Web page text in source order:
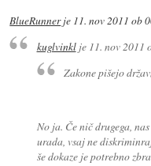
BlueRunnerje 11. nov 2011 ob
kuglvinklje 11. nov 2011
Zakone pišejo
No ja. Če nič drugega,
urada, vsaj ne
še dokaze je potrebno